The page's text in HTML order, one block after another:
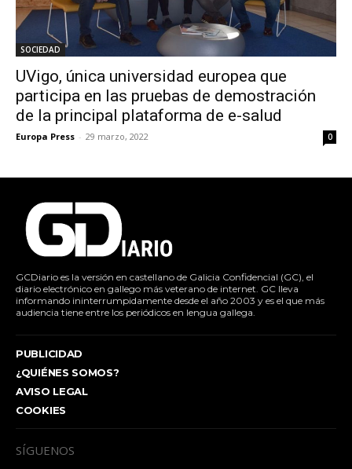
SOCIEDAD
UVigo, única universidad europea que
participa en las pruebas de demostración
de la principal plataforma de e-salud
Europa Press - 29 marzo, 2022 0
GCDiario es la versión en castellano de Galicia Confidencial (GC), el
diario electrónico en gallego más veterano de internet. GC lleva
informando ininterrumpidamente desde el año 2003 y es el que más
audiencia tiene entre los periódicos en lengua gallega.
PUBLICIDAD
¿QUIÉNES SOMOS?
AVISO LEGAL
COOKIES
SÍGUENOS